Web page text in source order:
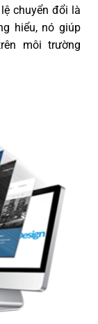
chuyển đổi là
hiểu, nó giúp
môi trường